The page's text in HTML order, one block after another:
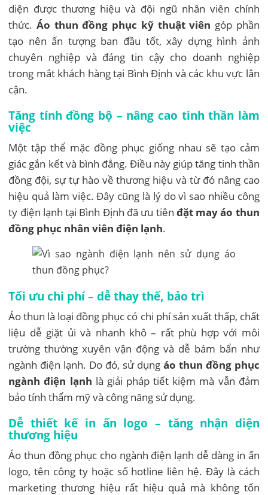
diện được thương hiệu và đội ngũ nhân viên chính
thức. Áo thun đồng phục kỹ thuật viên góp phần
tạo nên ấn tượng ban đầu tốt, xây dựng hình ảnh
chuyên nghiệp và đáng tin cậy cho doanh nghiệp
trong mắt khách hàng tại Bình Định và các khu vực lân
cận.
Tăng tính đồng bộ – nâng cao tinh thần làm
việc
Một tập thể mặc đồng phục giống nhau sẽ tạo cảm
giác gắn kết và bình đẳng. Điều này giúp tăng tinh thần
đồng đội, sự tự hào về thương hiệu và từ đó nâng cao
hiệu quả làm việc. Đây cũng là lý do vì sao nhiều công
ty điện lạnh tại Bình Định đã ưu tiên đặt may áo thun
đồng phục nhân viên điện lạnh.
Tối ưu chi phí – dễ thay thế, bảo trì
Áo thun là loại đồng phục có chi phí sản xuất thấp, chất
liệu dễ giặt ủi và nhanh khô – rất phù hợp với môi
trường thường xuyên vận động và dễ bám bẩn như
ngành điện lạnh. Do đó, sử dụng áo thun đồng phục
ngành điện lạnh là giải pháp tiết kiệm mà vẫn đảm
bảo tính thẩm mỹ và công năng sử dụng.
Dễ thiết kế in ấn logo – tăng nhận diện
thương hiệu
Áo thun đồng phục cho ngành điện lạnh dễ dàng in ấn
logo, tên công ty hoặc số hotline liên hệ. Đây là cách
marketing thương hiệu rất hiệu quả mà không tốn